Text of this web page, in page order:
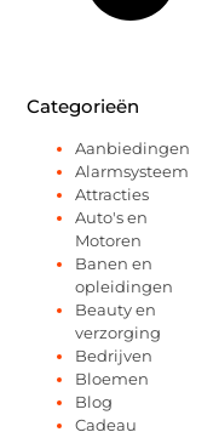
Categorieën
Aanbiedingen
Alarmsysteem
Attracties
Auto's en
Motoren
Banen en
opleidingen
Beauty en
verzorging
Bedrijven
Bloemen
Blog
Cadeau